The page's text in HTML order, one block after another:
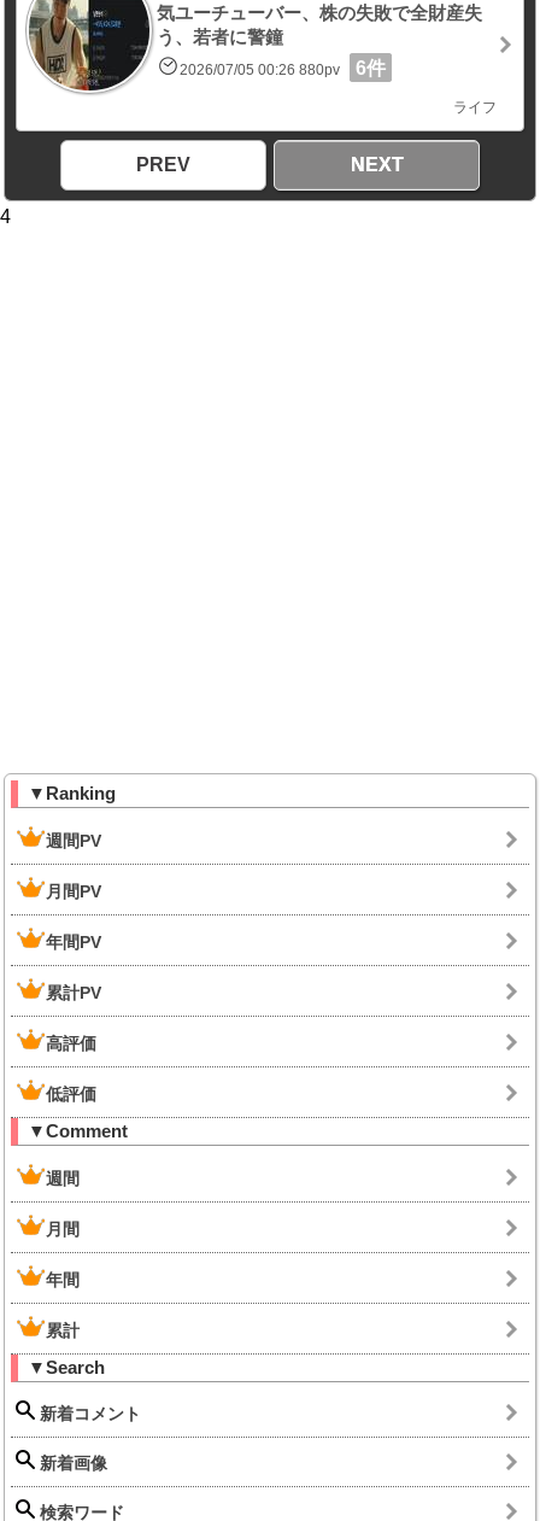
気ユーチューバー、株の失敗で全財産失
う、若者に警鐘
2026/07/05 00:26 880pv 6件
ライフ
PREV NEXT
4
▼Ranking
週間PV
月間PV
年間PV
累計PV
高評価
低評価
▼Comment
週間
月間
年間
累計
▼Search
新着コメント
新着画像
検索ワード